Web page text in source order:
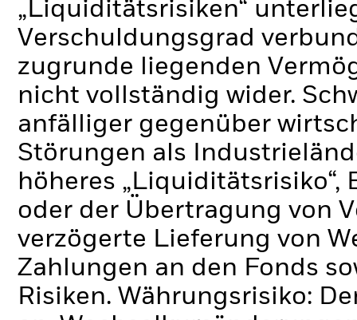
„Liquiditätsrisiken“
Verschuldungsgrad
zugrunde liegenden
nicht vollständig wider.
anfälliger gegenüber
Störungen als
höheres
oder der Übertragung von
verzögerte Lieferung von
Zahlungen an den Fonds
Risiken. Währungsrisiko: